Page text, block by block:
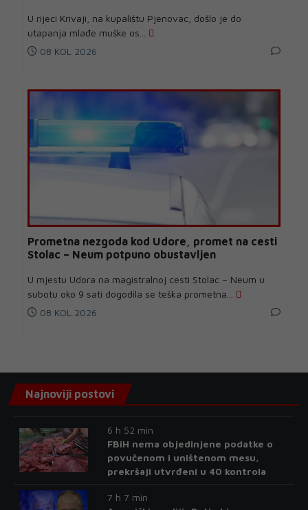
U rijeci Krivaji, na kupalištu Pjenovac, došlo je do
utapanja mlađe muške os...
08 KOL 2026
Prometna nezgoda kod Udore, promet na cesti
Stolac – Neum potpuno obustavljen
U mjestu Udora na magistralnoj cesti Stolac – Neum u
subotu oko 9 sati dogodila se teška prometna...
08 KOL 2026
Najnoviji postovi
6 h 52 min
FBiH nema objedinjene podatke o
povučenom i uništenom mesu,
prekršaji utvrđeni u 40 kontrola
7 h 7 min